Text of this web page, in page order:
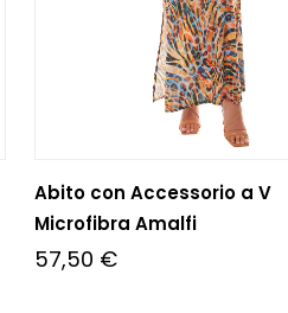
Abito con Accessorio a V
Microfibra Amalfi
57,50 €